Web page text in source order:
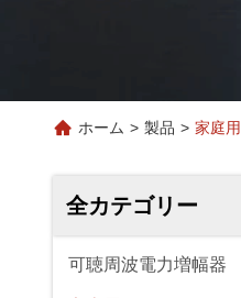
ホーム > 製品 > 家庭
全カテゴリー
可聴周波電力増幅器